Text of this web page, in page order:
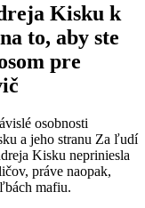
Kisku k
to, aby ste
pre
osobnosti
a jeho stranu Za ľudí
Kisku nepriniesla
práve naopak,
mafiu.